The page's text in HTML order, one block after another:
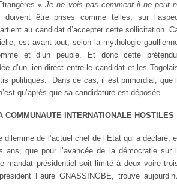
«Je ne vois pas comment il ne peut
doivent être prises comme telles, sur
au candidat d’accepter cette sollicitation.
est avant tout, selon la mythologie
et d’un peuple. Et donc cette
d’un lien direct entre le candidat et les
politiques.
Dans ce cas, il est primordial, que
qu’après que sa candidature est déposée.
COMMUNAUTE INTERNATIONALE HOSTILES
dilemme de l’actuel chef de l’Etat qui a déclaré,
ans, que pour l’avancée de la démocratie sur
mandat présidentiel soit limité à deux voire
Faure GNASSINGBE, trouve